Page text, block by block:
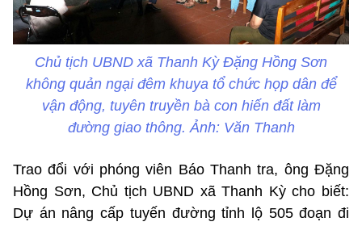
Chủ tịch UBND xã Thanh Kỳ Đặng Hồng Sơn
không quản ngại đêm khuya tổ chức họp dân để
vận động, tuyên truyền bà con hiến đất làm
đường giao thông. Ảnh: Văn Thanh
Trao đổi với phóng viên Báo Thanh tra, ông Đặng
Hồng Sơn, Chủ tịch UBND xã Thanh Kỳ cho biết:
Dự án nâng cấp tuyến đường tỉnh lộ 505 đoạn đi